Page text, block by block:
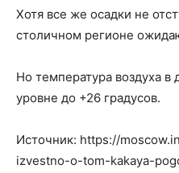
Хотя все же осадки не
столичном регионе
Но температура воздуха в
уровне до +26 градусов.
Источник: https://
izvestno-o-tom-kakaya-